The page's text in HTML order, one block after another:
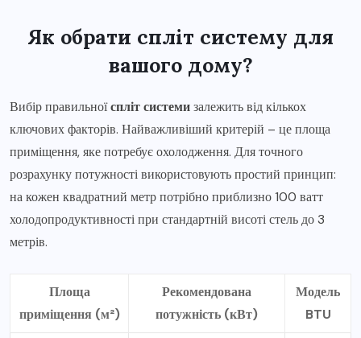
Як обрати спліт систему для
вашого дому?
Вибір правильноїспліт системизалежить від кількох
ключових факторів. Найважливіший критерій – це площа
приміщення, яке потребує охолодження. Для точного
розрахунку потужності використовують простий принцип:
на кожен квадратний метр потрібно приблизно 100 ватт
холодопродуктивності при стандартній висоті стель до 3
метрів.
Площа
приміщення (м²)
Рекомендована
потужність (кВт)
Модель
BTU